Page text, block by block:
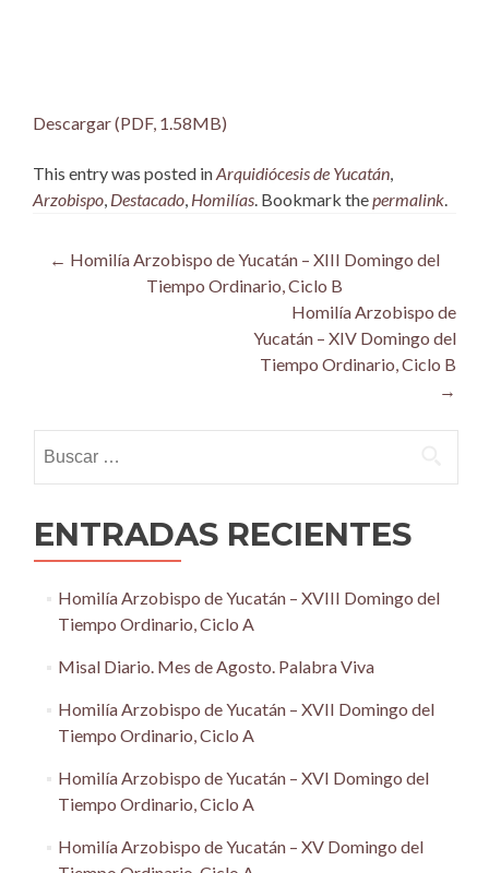
Descargar (PDF, 1.58MB)
This entry was posted inArquidiócesis de Yucatán
Arzobispo Destacado Homilías . Bookmark the permalink
Post
navigation
← Homilía Arzobispo de Yucatán – XIII Domingo del
Tiempo Ordinario, Ciclo B
Homilía Arzobispo de
Yucatán – XIV Domingo del
Tiempo Ordinario, Ciclo B
→
ENTRADAS RECIENTES
Homilía Arzobispo de Yucatán – XVIII Domingo del
Tiempo Ordinario, Ciclo A
Misal Diario. Mes de Agosto. Palabra Viva
Homilía Arzobispo de Yucatán – XVII Domingo del
Tiempo Ordinario, Ciclo A
Homilía Arzobispo de Yucatán – XVI Domingo del
Tiempo Ordinario, Ciclo A
Homilía Arzobispo de Yucatán – XV Domingo del